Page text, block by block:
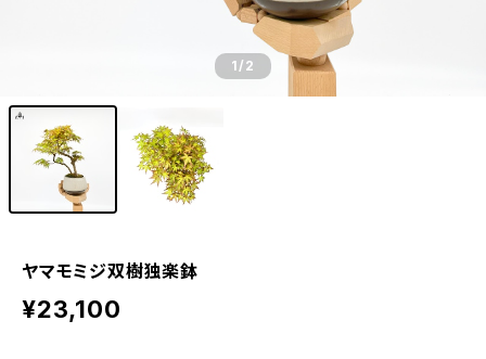
1/2
ヤマモミジ双樹独楽鉢
¥23,100